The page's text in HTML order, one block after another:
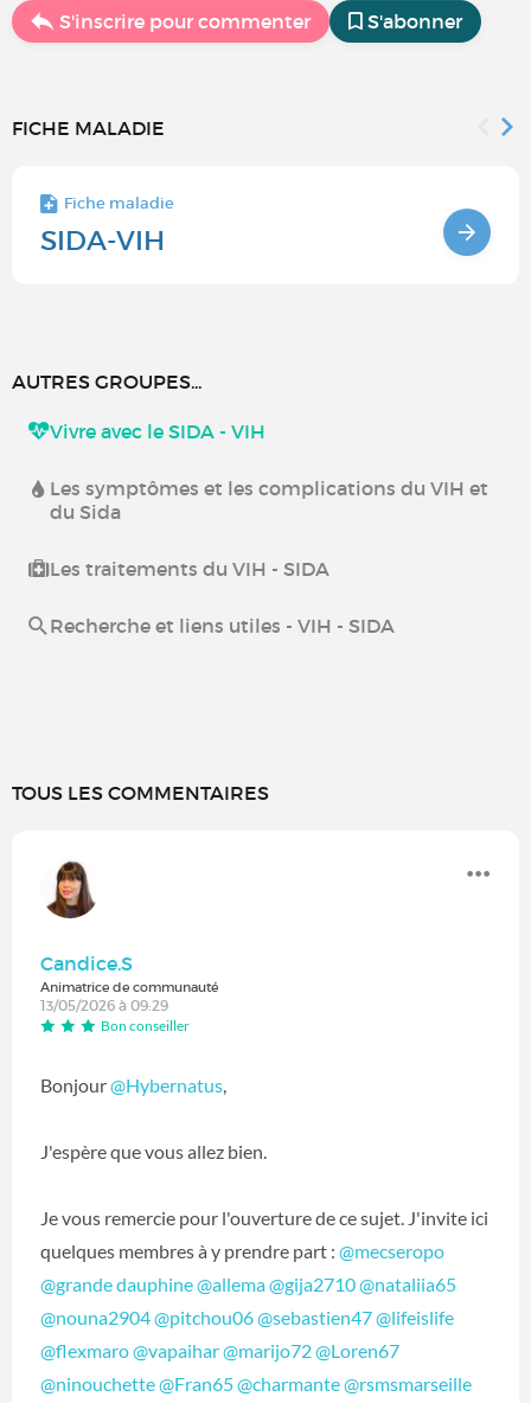
S'inscrire pour commenter S'abonner
FICHE MALADIE
Fiche maladie
SIDA-VIH
AUTRES GROUPES...
Vivre avec le SIDA - VIH
Les symptômes et les complications du VIH et
du Sida
Les traitements du VIH - SIDA
Recherche et liens utiles - VIH - SIDA
TOUS LES COMMENTAIRES
Candice.S
Animatrice de communauté
13/05/2026 à 09:29
Bon conseiller
Bonjour@Hybernatus,
J'espère que vous allez bien.
Je vous remercie pour l'ouverture de ce sujet. J'invite ici
quelques membres à y prendre part : @mecseropo
@grande dauphine@allema@gija2710@nataliia65
@nouna2904@pitchou06@sebastien47@lifeislife
@flexmaro@vapaihar@marijo72@Loren67
@ninouchette@Fran65@charmante@rsmsmarseille